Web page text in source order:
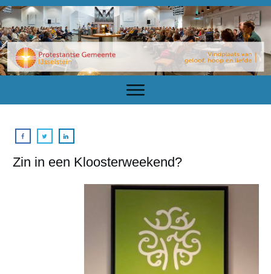
Zin in een Kloosterweekend?